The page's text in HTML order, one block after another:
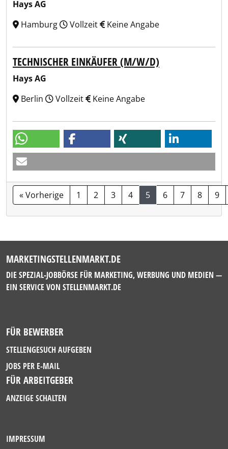
Hays AG
Hamburg
Vollzeit Keine Angabe
TECHNISCHER EINKÄUFER (M/W/D)
Hays AG
Berlin
Vollzeit Keine Angabe
« Vorherige 1 2 3 4 5 6 7 8 9
MARKETINGSTELLENMARKT.DE
DIE SPEZIAL-JOBBÖRSE FÜR MARKETING, WERBUNG UND MEDIEN —
EIN SERVICE VON STELLENMARKT.DE
FÜR BEWERBER
STELLENGESUCH AUFGEBEN
JOBS PER E-MAIL
FÜR ARBEITGEBER
ANZEIGE SCHALTEN
IMPRESSUM